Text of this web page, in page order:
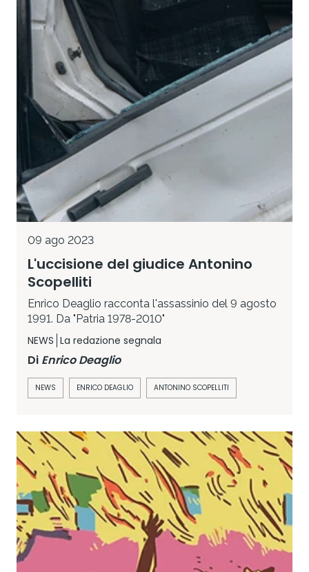
09 ago 2023
L'uccisione del giudice Antonino
Scopelliti
Enrico Deaglio racconta l'assassinio del 9 agosto
1991. Da "Patria 1978-2010"
NEWS La redazione segnala
Di Enrico Deaglio
NEWS ENRICO DEAGLIO ANTONINO SCOPELLITI